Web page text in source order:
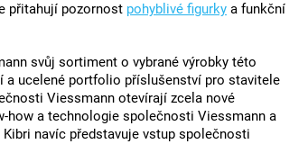
přitahují pozornost pohyblivé figurky a funkční
svůj sortiment o vybrané výrobky této
a ucelené portfolio příslušenství pro stavitele
Viessmann otevírají zcela nové
how a technologie společnosti Viessmann a
navíc představuje vstup společnosti